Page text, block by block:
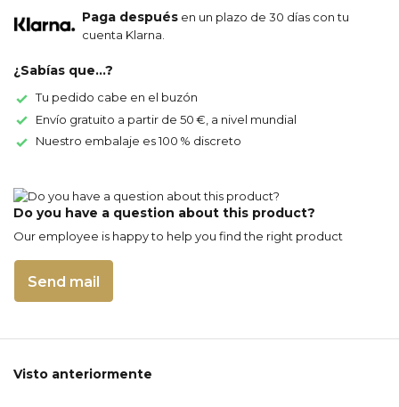
Paga después en un plazo de 30 días con tu
cuenta Klarna.
¿Sabías que...?
Tu pedido cabe en el buzón
Envío gratuito a partir de 50 €, a nivel mundial
Nuestro embalaje es 100 % discreto
Do you have a question about this product?
Our employee is happy to help you find the right product
Send mail
Visto anteriormente